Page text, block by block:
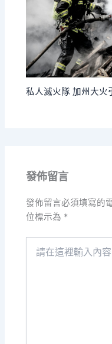
私人滅火隊 加州大
發佈留言
發佈留言必須填寫的
位標示為 *